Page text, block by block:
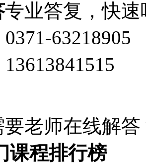
专业答复，快速
63218905
老师在线解答
课程排行榜